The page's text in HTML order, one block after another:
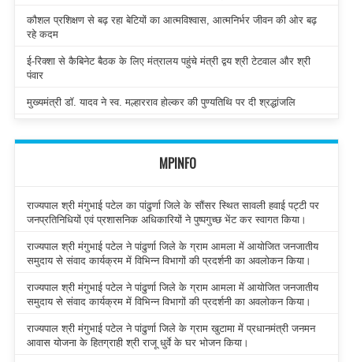
कौशल प्रशिक्षण से बढ़ रहा बेटियों का आत्मविश्वास, आत्मनिर्भर जीवन की ओर बढ़
रहे कदम
ई-रिक्शा से कैबिनेट बैठक के लिए मंत्रालय पहुंचे मंत्री द्वय श्री टेटवाल और श्री
पंवार
मुख्यमंत्री डॉ. यादव ने स्व. मल्हारराव होल्कर की पुण्यतिथि पर दी श्रद्धांजलि
MPINFO
राज्यपाल श्री मंगुभाई पटेल का पांढुर्णा जिले के सौंसर स्थित सावली हवाई पट्टी पर
जनप्रतिनिधियों एवं प्रशासनिक अधिकारियों ने पुष्पगुच्छ भेंट कर स्वागत किया।
राज्यपाल श्री मंगुभाई पटेल ने पांढुर्णा जिले के ग्राम आमला में आयोजित जनजातीय
समुदाय से संवाद कार्यक्रम में विभिन्न विभागों की प्रदर्शनी का अवलोकन किया।
राज्यपाल श्री मंगुभाई पटेल ने पांढुर्णा जिले के ग्राम आमला में आयोजित जनजातीय
समुदाय से संवाद कार्यक्रम में विभिन्न विभागों की प्रदर्शनी का अवलोकन किया।
राज्यपाल श्री मंगुभाई पटेल ने पांढुर्णा जिले के ग्राम खुटामा में प्रधानमंत्री जनमन
आवास योजना के हितग्राही श्री राजू धुर्वे के घर भोजन किया।